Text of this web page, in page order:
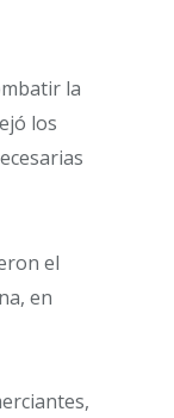
la
los
el
en